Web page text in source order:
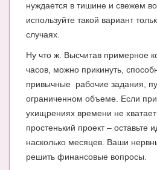
нуждается в тишине и свежем
используйте такой вариант
случаях.
Ну что ж. Высчитав примерное
часов, можно прикинуть,
привычные рабочие задания,
ограниченном объеме. Если
ухищрениях времени не
простенький проект – оставьте
насколько месяцев. Ваши
решить финансовые вопросы.